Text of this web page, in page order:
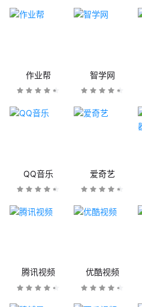
作业帮 智学网
QQ音乐 爱奇艺
腾讯视频 优酷视频